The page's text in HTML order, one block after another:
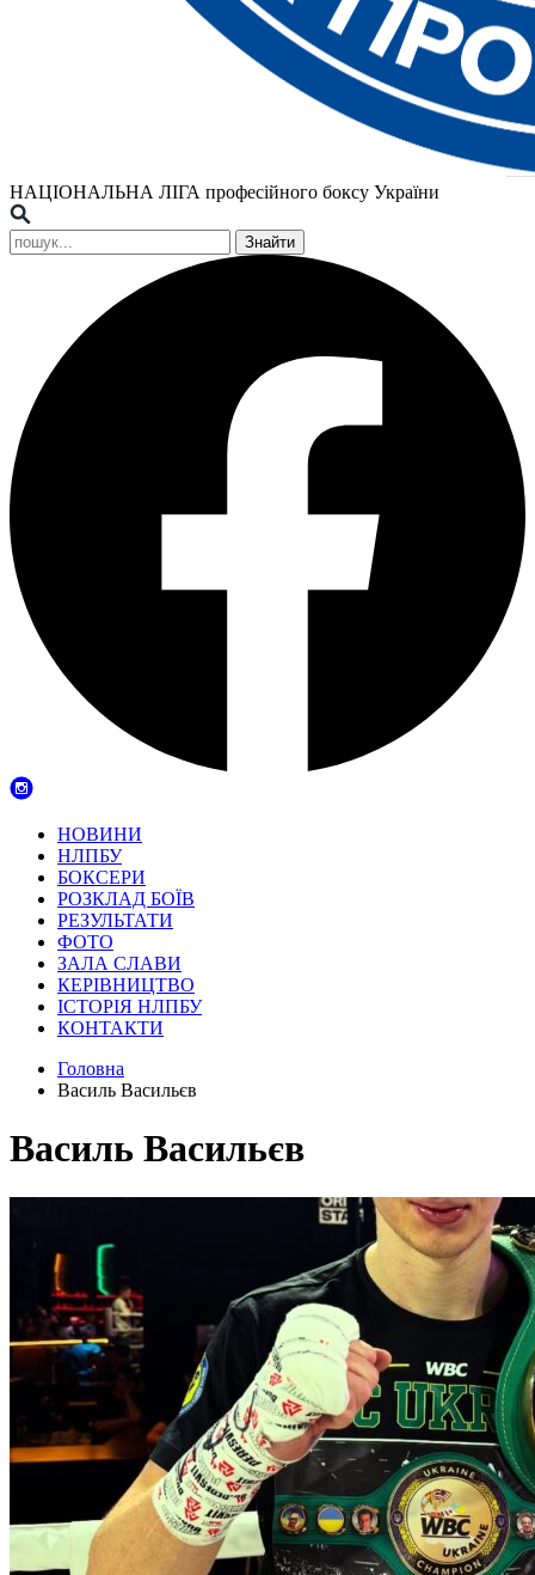
НАЦІОНАЛЬНА ЛІГА професійного боксу України
НОВИНИ
НЛПБУ
БОКСЕРИ
РОЗКЛАД БОЇВ
РЕЗУЛЬТАТИ
ФОТО
ЗАЛА СЛАВИ
КЕРІВНИЦТВО
ІСТОРІЯ НЛПБУ
КОНТАКТИ
Головна
Василь Васильєв
Василь Васильєв